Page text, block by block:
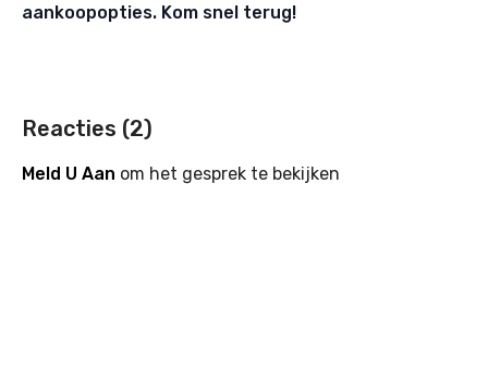
aankoopopties. Kom snel terug!
Reacties (2)
Meld U Aan om het gesprek te bekijken